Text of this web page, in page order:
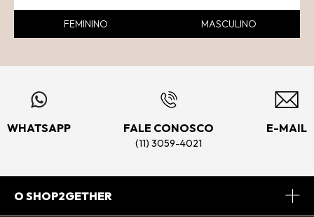
FEMININO MASCULINO
WHATSAPP FALE CONOSCO
(11) 3059-4021
E-MAIL
O SHOP2GETHER